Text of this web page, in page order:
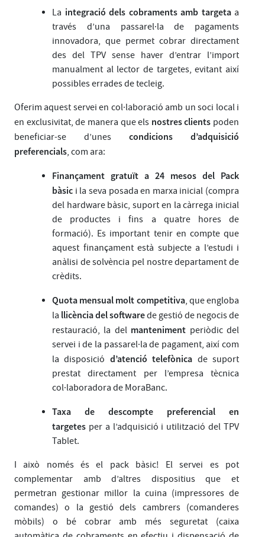
La integració dels cobraments amb targetaa
través d’una passarel·la de pagaments
innovadora, que permet cobrar directament
des del TPV sense haver d’entrar l’import
manualment al lector de targetes, evitant així
possibles errades de tecleig.
Oferim aquest servei en col·laboració amb un soci local i
en exclusivitat, de manera que els nostres clients poden
beneficiar-se d’unes condicions d’adquisició
preferencials, com ara:
Finançament gratuït a 24 mesos del Pack
bàsic i la seva posada en marxa inicial (compra
del hardware bàsic, suport en la càrrega inicial
de productes i fins a quatre hores de
formació). Es important tenir en compte que
aquest finançament està subjecte a l’estudi i
anàlisi de solvència pel nostre departament de
crèdits.
Quota mensual molt competitiva, que engloba
la llicència del softwarede gestió de negocis de
restauració, la del manteniment periòdic del
servei i de la passarel·la de pagament, així com
la disposició d’atenció telefònica de suport
prestat directament per l’empresa tècnica
col·laboradora de MoraBanc.
Taxa de descompte preferencial en
targetes per a l’adquisició i utilització del TPV
Tablet.
I això només és el pack bàsic! El servei es pot
complementar amb d’altres dispositius que et
permetran gestionar millor la cuina (impressores de
comandes) o la gestió dels cambrers (comanderes
mòbils) o bé cobrar amb més seguretat (caixa